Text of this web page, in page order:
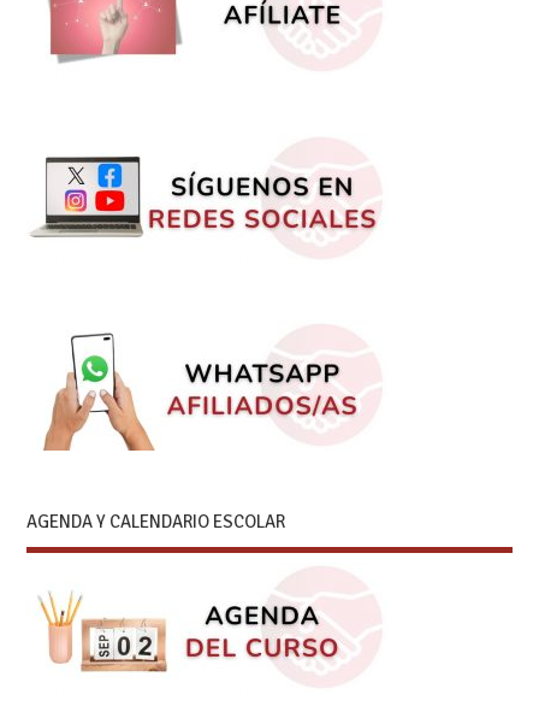
AGENDA Y CALENDARIO ESCOLAR